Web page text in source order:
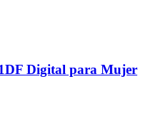
Digital para Mujer